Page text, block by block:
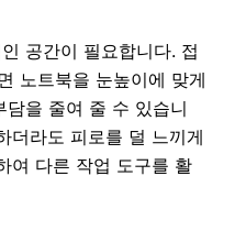
공간이 필요합니다. 접
노트북을 눈높이에 맞게
을 줄여 줄 수 있습니
더라도 피로를 덜 느끼게
여 다른 작업 도구를 활